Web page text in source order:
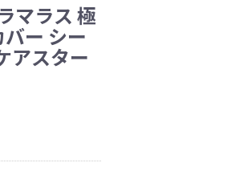
マラス 極
ー シー
アスター